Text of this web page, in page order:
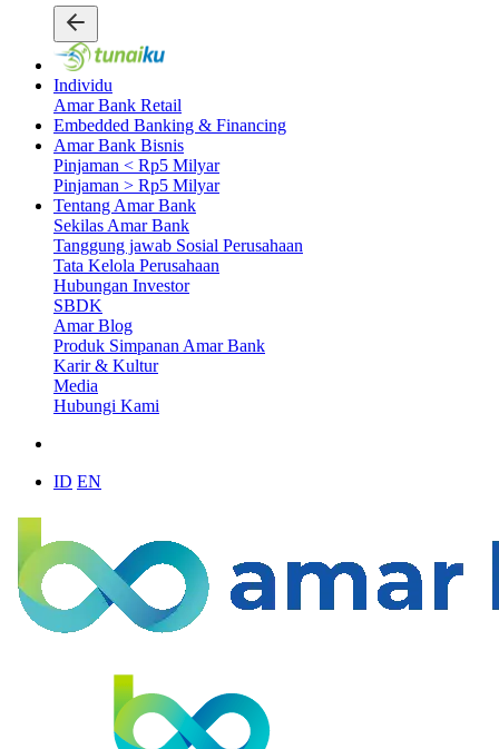
Individu
Amar Bank Retail
Embedded Banking & Financing
Amar Bank Bisnis
Pinjaman < Rp5 Milyar
Pinjaman > Rp5 Milyar
Tentang Amar Bank
Sekilas Amar Bank
Tanggung jawab Sosial Perusahaan
Tata Kelola Perusahaan
Hubungan Investor
SBDK
Amar Blog
Produk Simpanan Amar Bank
Karir & Kultur
Media
Hubungi Kami
ID EN